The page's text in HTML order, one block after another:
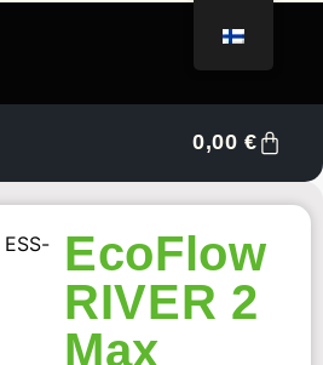
0,00€
ESS-
EcoFlow
RIVER 2
Max